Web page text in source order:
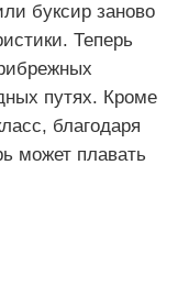
буксир заново
Теперь
путях. Кроме
благодаря
может плавать